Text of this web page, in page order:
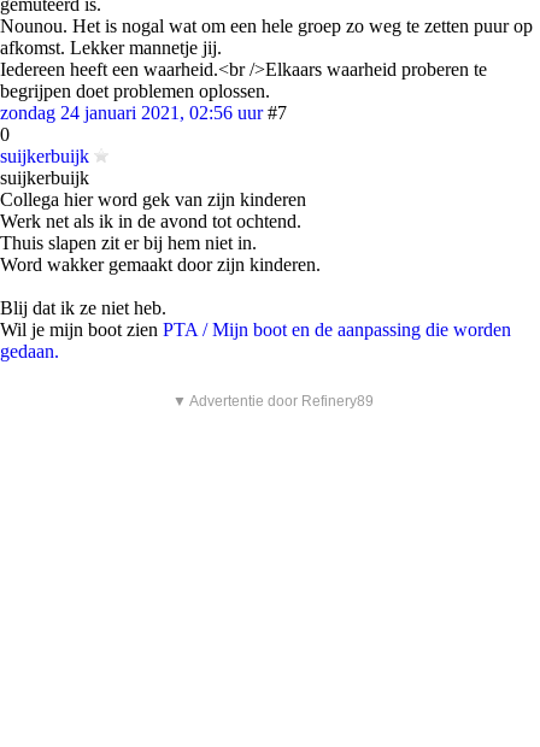
gemuteerd is.
Nounou. Het is nogal wat om een hele groep zo weg te zetten puur op
afkomst. Lekker mannetje jij.
Iedereen heeft een waarheid.<br />Elkaars waarheid proberen te
begrijpen doet problemen oplossen.
zondag 24 januari 2021, 02:56 uur #7
0
suijkerbuijk
suijkerbuijk
Collega hier word gek van zijn kinderen
Werk net als ik in de avond tot ochtend.
Thuis slapen zit er bij hem niet in.
Word wakker gemaakt door zijn kinderen.
Blij dat ik ze niet heb.
Wil je mijn boot zien PTA / Mijn boot en de aanpassing die worden
gedaan.
▼ Advertentie door Refinery89